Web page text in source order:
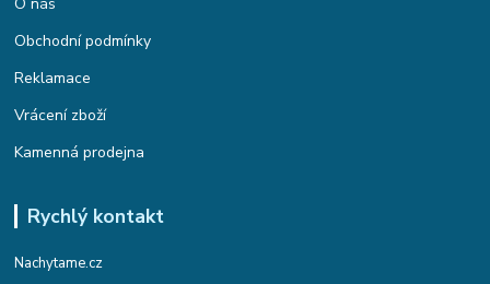
Obchodní podmínky
Reklamace
Vrácení zboží
Kamenná prodejna
Rychlý kontakt
Nachytame.cz